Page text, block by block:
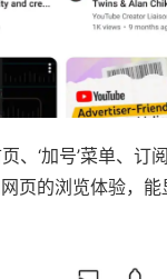
‘加号’菜单、订阅
页的浏览体验，能